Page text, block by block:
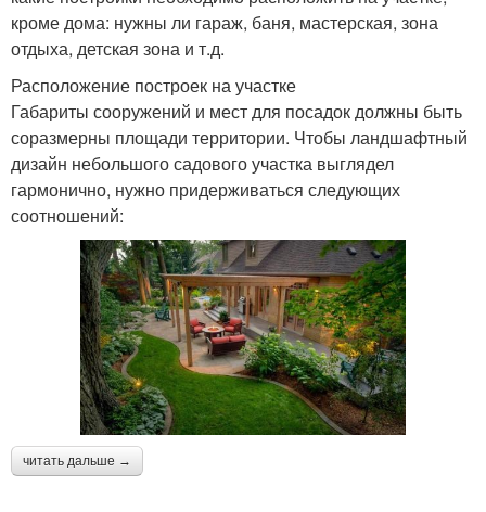
кроме дома: нужны ли гараж, баня, мастерская, зона
отдыха, детская зона и т.д.
Расположение построек на участке
Габариты сооружений и мест для посадок должны быть
соразмерны площади территории. Чтобы ландшафтный
дизайн небольшого садового участка выглядел
гармонично, нужно придерживаться следующих
соотношений:
читать дальше →